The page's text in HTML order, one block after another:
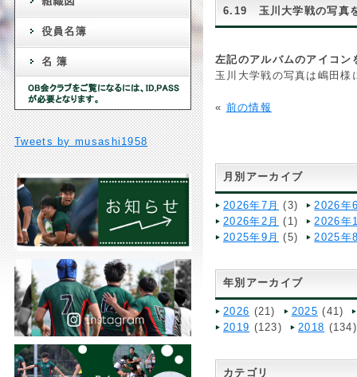
6.19 玉川大学戦の写真
左記のアルバムのアイコン
玉川大学戦の写真は嶋田
« 前の情報
月別アーカイブ
2026年7月 (3)
2026年
2026年2月 (1)
2026年
2025年9月 (5) 2025年
年別アーカイブ
2026 (21) 2025 (41)
2019 (123) 2018 (134)
カテゴリ
Tweets by musashi1958